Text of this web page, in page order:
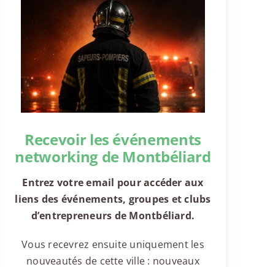
Recevoir les événements
networking de Montbéliard
Entrez votre email pour accéder aux
liens des événements, groupes et clubs
d’entrepreneurs de Montbéliard.
Vous recevrez ensuite uniquement les
nouveautés de cette ville : nouveaux